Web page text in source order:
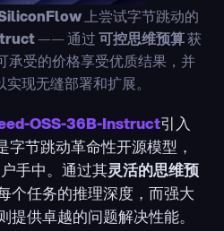
—— 通过 可控思维预算 获
承受的价格享受优质结果，并
现无缝部署和扩展。
OSS-36B-Instruct引入
节跳动革命性开源模型，
手中。通过其灵活的思维预
个任务的推理深度，而强大
提供卓越的问题解决性能。